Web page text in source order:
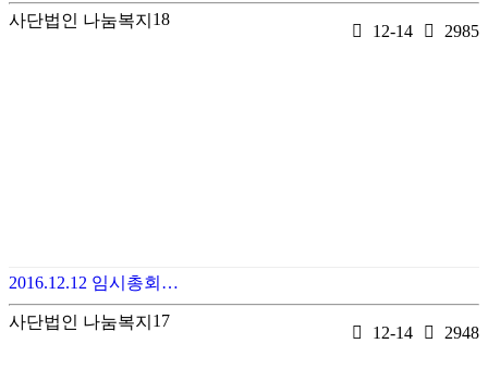
사단법인 나눔복지
12-14 2985
18
2016.12.12 임시총회…
사단법인 나눔복지
12-14 2948
17